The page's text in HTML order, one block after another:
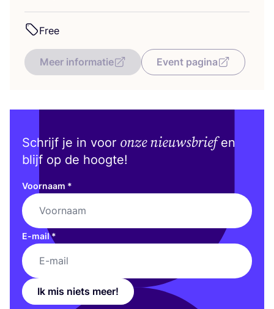
Free
Meer informatie Event pagina
Schrijf je in voor onze nieuwsbriefen
blijf op de hoogte!
Voornaam *
E-mail*
Ik mis niets meer!